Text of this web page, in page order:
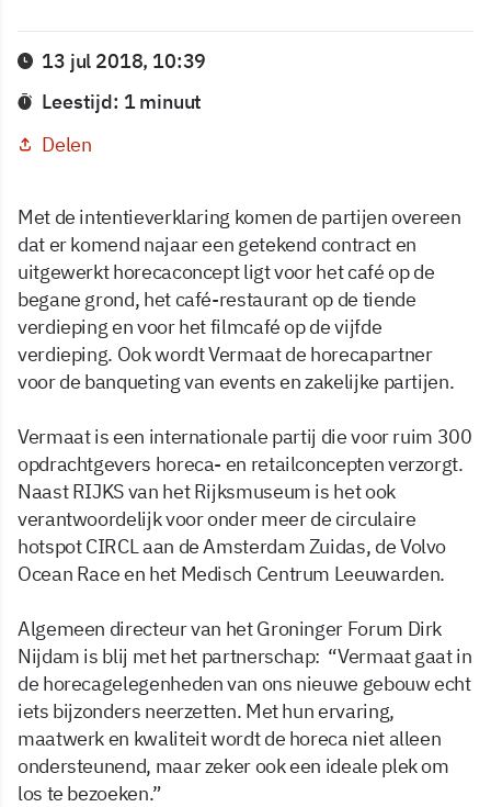
13 jul 2018, 10:39
Leestijd: 1 minuut
Delen
Met de intentieverklaring komen de partijen overeen
dat er komend najaar een getekend contract en
uitgewerkt horecaconcept ligt voor het café op de
begane grond, het café-restaurant op de tiende
verdieping en voor het filmcafé op de vijfde
verdieping. Ook wordt Vermaat de horecapartner
voor de banqueting van events en zakelijke partijen.
Vermaat is een internationale partij die voor ruim 300
opdrachtgevers horeca- en retailconcepten verzorgt.
Naast RIJKS van het Rijksmuseum is het ook
verantwoordelijk voor onder meer de circulaire
hotspot CIRCL aan de Amsterdam Zuidas, de Volvo
Ocean Race en het Medisch Centrum Leeuwarden.
Algemeen directeur van het Groninger Forum Dirk
Nijdam is blij met het partnerschap: “Vermaat gaat in
de horecagelegenheden van ons nieuwe gebouw echt
iets bijzonders neerzetten. Met hun ervaring,
maatwerk en kwaliteit wordt de horeca niet alleen
ondersteunend, maar zeker ook een ideale plek om
los te bezoeken.”